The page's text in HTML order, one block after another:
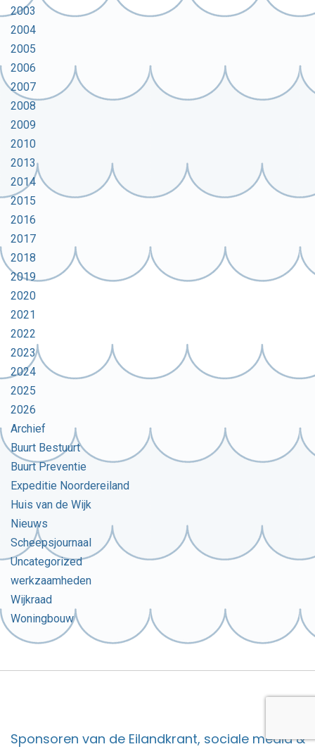
2003
2004
2005
2006
2007
2008
2009
2010
2013
2014
2015
2016
2017
2018
2019
2020
2021
2022
2023
2024
2025
2026
Archief
Buurt Bestuurt
Buurt Preventie
Expeditie Noordereiland
Huis van de Wijk
Nieuws
Scheepsjournaal
Uncategorized
werkzaamheden
Wijkraad
Woningbouw
Sponsoren van de Eilandkrant, sociale media &